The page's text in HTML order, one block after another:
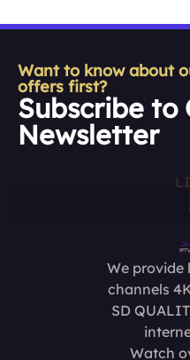
Want to know about
offers first?
Subscribe to
Newsletter
We provide
channels
SD
Watch